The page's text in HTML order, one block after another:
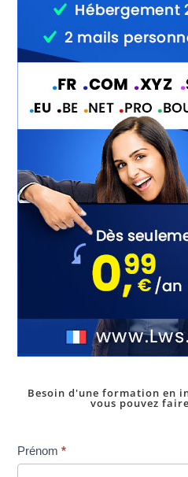
Besoin d'une formation en
vous pouvez
Inscription
dans
Prénom*